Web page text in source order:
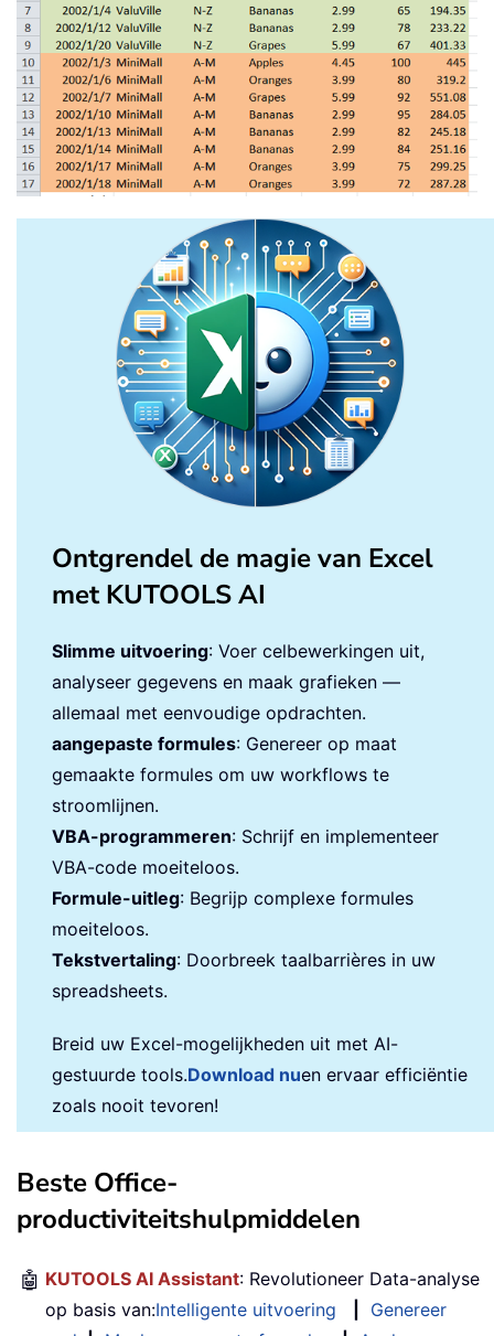
Ontgrendel de magie van Excel
met KUTOOLS AI
Slimme uitvoering: Voer celbewerkingen uit,
analyseer gegevens en maak grafieken —
allemaal met eenvoudige opdrachten.
aangepaste formules: Genereer op maat
gemaakte formules om uw workflows te
stroomlijnen.
VBA-programmeren: Schrijf en implementeer
VBA-code moeiteloos.
Formule-uitleg: Begrijp complexe formules
moeiteloos.
Tekstvertaling: Doorbreek taalbarrières in uw
spreadsheets.
Breid uw Excel-mogelijkheden uit met AI-
gestuurde tools.Download nuen ervaar efficiëntie
zoals nooit tevoren!
Beste Office-
productiviteitshulpmiddelen
🤖 KUTOOLS AI Assistant: Revolutioneer Data-analyse
op basis van:Intelligente uitvoering
Genereer